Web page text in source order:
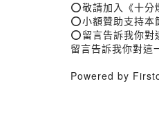
⭕敬請加入《十
⭕小額贊助支持本
⭕留言告訴我你對
留言告訴我你對這
Powered by